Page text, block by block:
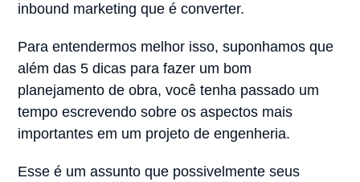
inbound marketing que é converter.
Para entendermos melhor isso, suponhamos que
além das 5 dicas para fazer um bom
planejamento de obra, você tenha passado um
tempo escrevendo sobre os aspectos mais
importantes em um projeto de engenheria.
Esse é um assunto que possivelmente seus